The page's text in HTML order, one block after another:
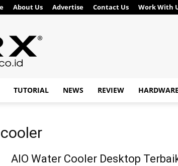
About Us Advertise Contact Us Work With
TUTORIAL NEWS REVIEW HARDWARE
AIO Water Cooler Desktop